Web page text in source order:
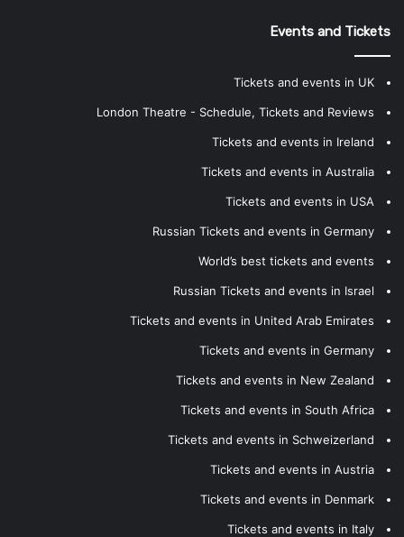
Events and Tickets
Tickets and events in UK
London Theatre - Schedule, Tickets and Reviews
Tickets and events in Ireland
Tickets and events in Australia
Tickets and events in USA
Russian Tickets and events in Germany
World’s best tickets and events
Russian Tickets and events in Israel
Tickets and events in United Arab Emirates
Tickets and events in Germany
Tickets and events in New Zealand
Tickets and events in South Africa
Tickets and events in Schweizerland
Tickets and events in Austria
Tickets and events in Denmark
Tickets and events in Italy